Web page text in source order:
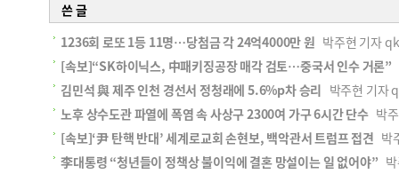
쓴 글
1236회 로또 1등 11명…당첨금 각 24억4000만 원 박주현 기자
[속보]“SK하이닉스, 中패키징공장 매각 검토…중국서 인수 거론”
김민석 與 제주 인천 경선서 정청래에 5.6%p차 승리 박주현 기
노후 상수도관 파열에 폭염 속 사상구 2300여 가구 6시간 단수 박
[속보]‘尹 탄핵 반대’ 세계로교회 손현보, 백악관서 트럼프 접견 박
李대통령 “청년들이 정책상 불이익에 결혼 망설이는 일 없어야”